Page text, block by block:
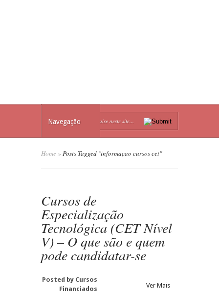
Navegação
Home » Posts Tagged "informaçao cursos cet"
Cursos de
Especialização
Tecnológica (CET Nível
V) – O que são e quem
pode candidatar-se
Posted by Cursos
Financiados
Ver Mais